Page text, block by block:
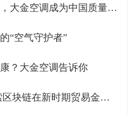
质量认证中心“绿色产品首批获证企业”
“空气守护者”
？大金空调告诉你
新时期贸易金融业务中的应用